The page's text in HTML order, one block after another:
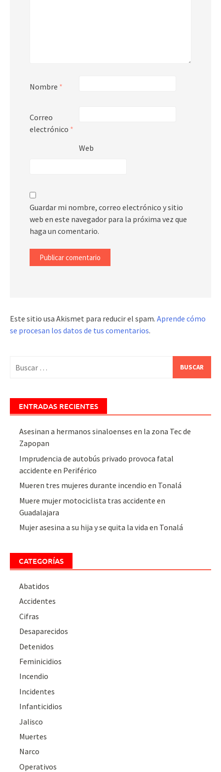
Nombre *
Correo
electrónico *
Web
Guardar mi nombre, correo electrónico y sitio
web en este navegador para la próxima vez que
haga un comentario.
Este sitio usa Akismet para reducir el spam. Aprende cómo
se procesan los datos de tus comentarios.
ENTRADAS RECIENTES
Asesinan a hermanos sinaloenses en la zona Tec de
Zapopan
Imprudencia de autobús privado provoca fatal
accidente en Periférico
Mueren tres mujeres durante incendio en Tonalá
Muere mujer motociclista tras accidente en
Guadalajara
Mujer asesina a su hija y se quita la vida en Tonalá
CATEGORÍAS
Abatidos
Accidentes
Cifras
Desaparecidos
Detenidos
Feminicidios
Incendio
Incidentes
Infanticidios
Jalisco
Muertes
Narco
Operativos